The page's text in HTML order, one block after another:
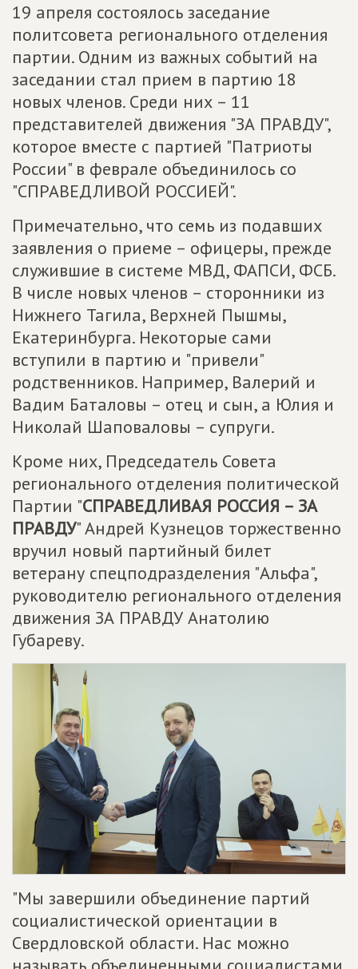
19 апреля состоялось заседание
политсовета регионального отделения
партии. Одним из важных событий на
заседании стал прием в партию 18
новых членов. Среди них – 11
представителей движения "ЗА ПРАВДУ",
которое вместе с партией "Патриоты
России" в феврале объединилось со
"СПРАВЕДЛИВОЙ РОССИЕЙ".
Примечательно, что семь из подавших
заявления о приеме – офицеры, прежде
служившие в системе МВД, ФАПСИ, ФСБ.
В числе новых членов – сторонники из
Нижнего Тагила, Верхней Пышмы,
Екатеринбурга. Некоторые сами
вступили в партию и "привели"
родственников. Например, Валерий и
Вадим Баталовы – отец и сын, а Юлия и
Николай Шаповаловы – супруги.
Кроме них, Председатель Совета
регионального отделения политической
Партии "СПРАВЕДЛИВАЯ РОССИЯ – ЗА
ПРАВДУ" Андрей Кузнецов торжественно
вручил новый партийный билет
ветерану спецподразделения "Альфа",
руководителю регионального отделения
движения ЗА ПРАВДУ Анатолию
Губареву.
"Мы завершили объединение партий
социалистической ориентации в
Свердловской области. Нас можно